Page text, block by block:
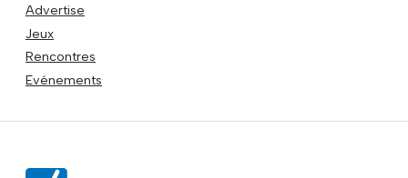
Advertise
Jeux
Rencontres
Evénements